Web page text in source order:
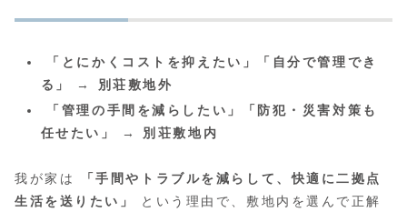
「とにかくコストを抑えたい」「自分で管理でき
る」
→ 別荘敷地外
「管理の手間を減らしたい」「防犯・災害対策も
任せたい」
→ 別荘敷地内
我が家は
「手間やトラブルを減らして、快適に二拠点
生活を送りたい」
という理由で、敷地内を選んで正解